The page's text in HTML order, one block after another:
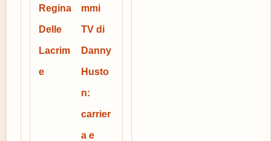
Regina
Delle
Lacrim
e
mmi
TV di
Danny
Husto
n:
carrier
a e